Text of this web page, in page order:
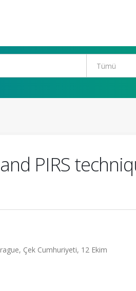
PIRS
Çek Cumhuriyeti, 12 Ekim